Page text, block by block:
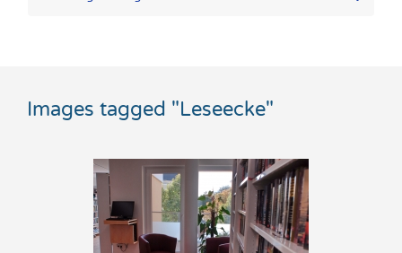
Images tagged "Leseecke"